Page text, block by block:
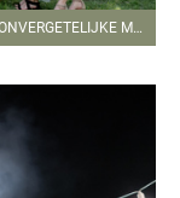
ADRIATISCHE KUST BRUILOFT: MARTIN EN EVA’S ONVERGETELIJKE MOMENTEN